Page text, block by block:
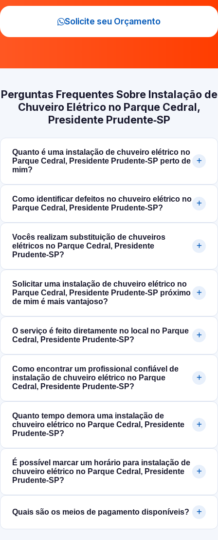
Solicite seu Orçamento
Perguntas Frequentes Sobre Instalação de
Chuveiro Elétrico no Parque Cedral,
Presidente Prudente‑SP
Quanto é uma instalação de chuveiro elétrico no
Parque Cedral, Presidente Prudente‑SP perto de
mim?
Como identificar defeitos no chuveiro elétrico no
Parque Cedral, Presidente Prudente‑SP?
Vocês realizam substituição de chuveiros
elétricos no Parque Cedral, Presidente
Prudente‑SP?
Solicitar uma instalação de chuveiro elétrico no
Parque Cedral, Presidente Prudente‑SP próximo
de mim é mais vantajoso?
O serviço é feito diretamente no local no Parque
Cedral, Presidente Prudente‑SP?
Como encontrar um profissional confiável de
instalação de chuveiro elétrico no Parque
Cedral, Presidente Prudente‑SP?
Quanto tempo demora uma instalação de
chuveiro elétrico no Parque Cedral, Presidente
Prudente‑SP?
É possível marcar um horário para instalação de
chuveiro elétrico no Parque Cedral, Presidente
Prudente‑SP?
Quais são os meios de pagamento disponíveis?